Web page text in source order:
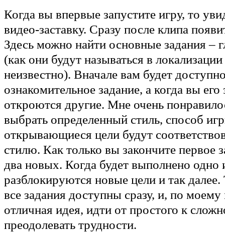
Когда вы впервые запустите игру, то
видео-заставку. Сразу после клипа
Здесь можно найти основные задания –
(как они будут называться в
неизвестно). Вначале вам будет
ознакомительное задание, а когда вы
откроются другие. Мне очень
выбрать определенный стиль, способ
открывающиеся цели будут
стилю. Как только вы закончите первое
два новых. Когда будет выполнено одно
разблокируются новые цели и так
все задания доступны сразу, и, по
отличная идея, идти от простого к
преодолевать трудности.